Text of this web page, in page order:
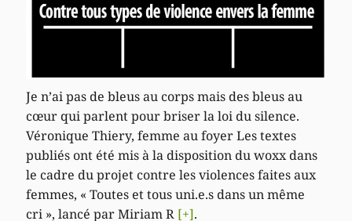
Je n’ai pas de bleus au corps mais des bleus au
cœur qui parlent pour briser la loi du silence.
Véronique Thiery, femme au foyer Les textes
publiés ont été mis à la disposition du woxx dans
le cadre du projet contre les violences faites aux
femmes, « Toutes et tous uni.e.s dans un même
cri », lancé par Miriam R [+].